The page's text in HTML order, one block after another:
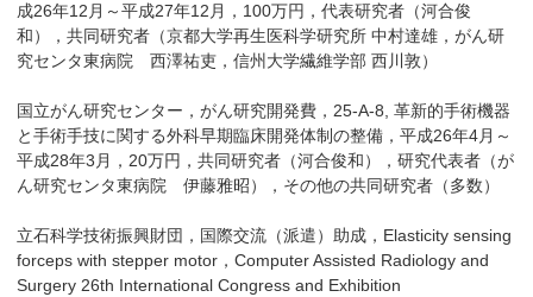
成26年12月～平成27年12月，100万円，代表研究者（河合俊
和），共同研究者（京都大学再生医科学研究所 中村達雄，がん研
究センタ東病院 西澤祐吏，信州大学繊維学部 西川敦）
国立がん研究センター，がん研究開発費，25-A-8, 革新的手術機器
と手術手技に関する外科早期臨床開発体制の整備，平成26年4月～
平成28年3月，20万円，共同研究者（河合俊和），研究代表者（が
ん研究センタ東病院 伊藤雅昭），その他の共同研究者（多数）
立石科学技術振興財団，国際交流（派遣）助成，Elasticity sensing
forceps with stepper motor，Computer Assisted Radiology and
Surgery 26th International Congress and Exhibition